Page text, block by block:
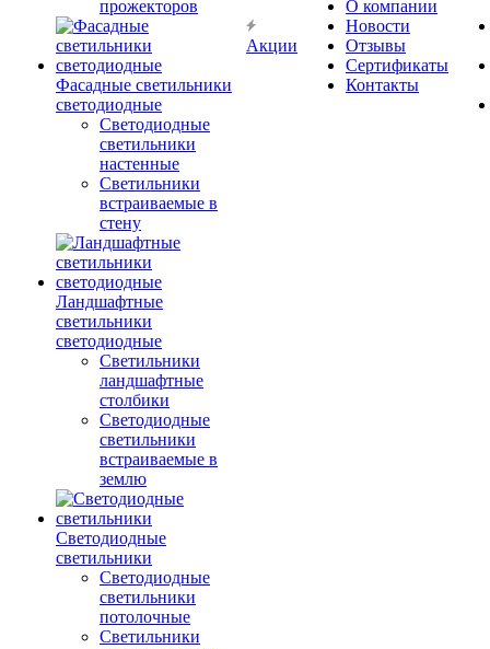
прожекторов
Фасадные светильники
светодиодные
Светодиодные
светильники
настенные
Светильники
встраиваемые в
стену
Ландшафтные
светильники
светодиодные
Светильники
ландшафтные
столбики
Светодиодные
светильники
встраиваемые в
землю
Светодиодные
светильники
Светодиодные
светильники
потолочные
Светильники
Акции
О компании
Новости
Отзывы
Сертификаты
Контакты